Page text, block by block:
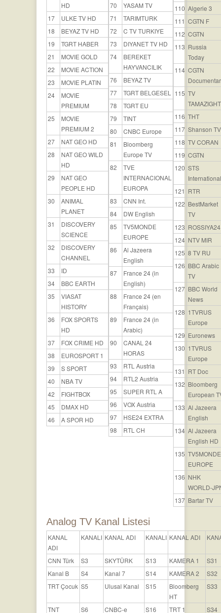
HD
17
ULKE TV HD
18
BEYAZ TV HD
19
TGRT HABER
21
MOVIE GOLD
22
MOVIE ACTION
23
MOVIE PLATIN
24
MOVIE
PREMIUM
25
MOVIE
PREMIUM 2
27
NAT GEO HD
28
NAT GEO WILD
HD
29
NAT GEO
PEOPLE HD
30
ANIMAL
PLANET
31
DISCOVERY
SCIENCE
32
DISCOVERY
CHANNEL
33
ID
34
BBC EARTH
35
VIASAT
HISTORY
36
FOX SPORTS
HD
37
FOX CRIME HD
38
EUROSPORT 1
39
S SPORT
40
NBA TV
42
FIGHTBOX
45
DMAX HD
46
A SPOR HD
70
YASAM TV
71
TARIMTURK
72
C TV TURKIYE
73
DIYANET TV HD
74
BEREKET
HAYVANCILIK
76
BEYAZ TV
77
TGRT BELGESEL
78
TGRT EU
79
TINT
80
CNBC Europe
81
Bloomberg
Europe TV
82
TVE
INTERNACIONAL
EUROPA
83
CNN Int.
84
DW English
85
TV5MONDE
EUROPE
86
Al Jazeera
English
87
France 24 (in
English)
88
France 24 (en
Français)
89
France 24 (in
Arabic)
90
CANAL 24
HORAS
93
RTL Austria
94
RTL2 Austria
95
SUPER RTL A
96
VOX Austria
97
HSE24 EXTRA
98
RTL CH
110 Algerie 3
111 CGTN F
112 CGTN
113 Russia
Today
114 CGTN
115 TV
TAMAZIGHT
116 THT
117 Shanson TV
118 TV CORAN
119 CGTN
120 STS
International
121 RTR
122 BestMarket
TV
123 ROSSIYA24
124 NTV MIR
125 8 TV RU
126 BBC Arabic
TV
127 BBC World
News
128 1TVRUS
Europe
129 Euronews
130 1TVRUS
Europe
131 RT Doc
132 Bloomberg
European
133 Al Jazeera
English
134 Al Jazeera
English HD
135 TV5MONDE
EUROPE
136 NHK
WORLD-
137 Bartar TV
Analog TV Kanal Listesi
KANAL
ADI
KANALI KANAL ADI KANALI KANAL ADI
CNN Türk S3 SKYTÜRK S13 KAMERA 1
S31
Kanal B
S4 Kanal 7 S14 KAMERA 2
S32
TRT Çocuk S5 Ulusal Kanal S15
Bloomberg
HT
S33
TNT S6 CNBC-e S16 TRT 1
S34